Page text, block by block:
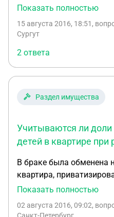
отцом,наша семья все
трое детей написали
старшего,как нам быть
маме подать на раздел
в живых и как это
Показать полностью
15 августа 2016, 18:51 ,
Сургут
2 ответа
Раздел имущества
Учитываются ли
детей в квартире
В браке была обменена
квартира,
несовершеннолетних (в
разводе в разделе
Показать полностью
02 августа 2016, 09:02,